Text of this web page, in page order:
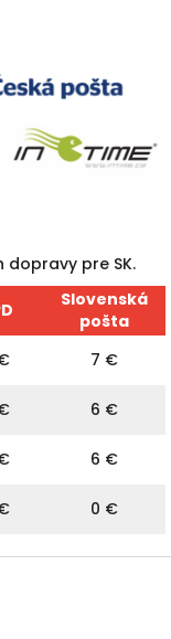
pre SK.
Slovenská
pošta
7 €
6 €
6 €
0 €